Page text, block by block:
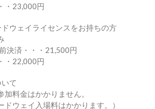
・23,000円
ウェイライセンスをお持ちの方
決済・・・21,500円
・22,000円
て
加料金はかかりません。
ドウェイ入場料はかかります。）